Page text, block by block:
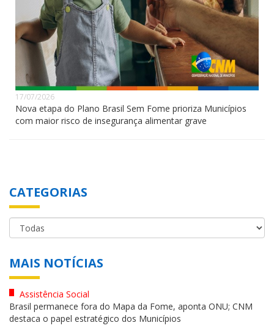
17/07/2026
Nova etapa do Plano Brasil Sem Fome prioriza Municípios
com maior risco de insegurança alimentar grave
CATEGORIAS
MAIS NOTÍCIAS
Assistência Social
Brasil permanece fora do Mapa da Fome, aponta ONU; CNM
destaca o papel estratégico dos Municípios